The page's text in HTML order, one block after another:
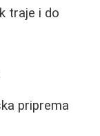
traje i do
priprema